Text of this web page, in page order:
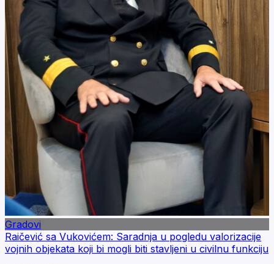
Gradovi
Raičević sa Vukovićem: Saradnja u pogledu valorizacije
vojnih objekata koji bi mogli biti stavljeni u civilnu funkciju